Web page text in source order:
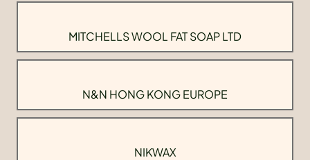
MITCHELLS WOOL FAT SOAP LTD
N&N HONG KONG EUROPE
NIKWAX